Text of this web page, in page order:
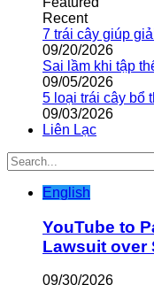
Recent
7 trái cây giúp
09/20/2026
Sai lầm khi tập
09/05/2026
5 loại trái cây bổ
09/03/2026
Liên Lạc
English
YouTube to
Lawsuit over
09/30/2026